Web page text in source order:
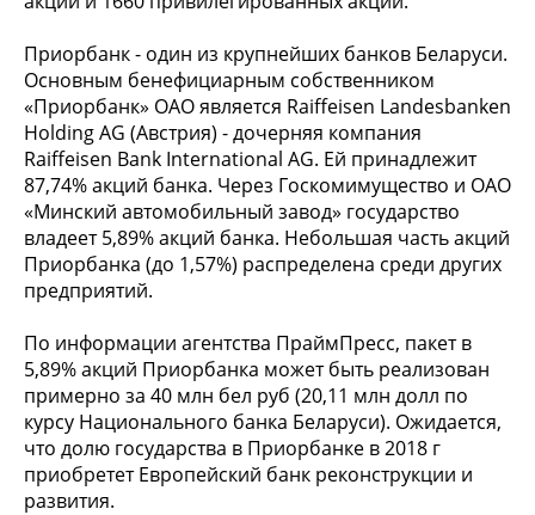
Приорбанк - один из крупнейших банков Беларуси.
Основным бенефициарным собственником
«Приорбанк» ОАО является Raiffeisen Landesbanken
Holding AG (Австрия) - дочерняя компания
Raiffeisen Bank International AG. Ей принадлежит
87,74% акций банка. Через Госкомимущество и ОАО
«Минский автомобильный завод» государство
владеет 5,89% акций банка. Небольшая часть акций
Приорбанка (до 1,57%) распределена среди других
предприятий.
По информации агентства ПраймПресс, пакет в
5,89% акций Приорбанка может быть реализован
примерно за 40 млн бел руб (20,11 млн долл по
курсу Национального банка Беларуси). Ожидается,
что долю государства в Приорбанке в 2018 г
приобретет Европейский банк реконструкции и
развития.